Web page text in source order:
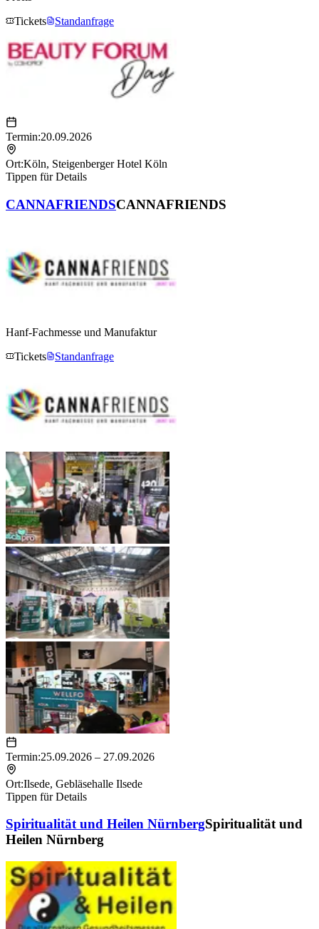
Tickets
Standanfrage
Termin:20.09.2026
Ort:Köln, Steigenberger Hotel Köln
Tippen für Details
CANNAFRIENDSCANNAFRIENDS
Hanf-Fachmesse und Manufaktur
Tickets
Standanfrage
Termin:25.09.2026 – 27.09.2026
Ort:Ilsede, Gebläsehalle Ilsede
Tippen für Details
Spiritualität und Heilen NürnbergSpiritualität und
Heilen Nürnberg